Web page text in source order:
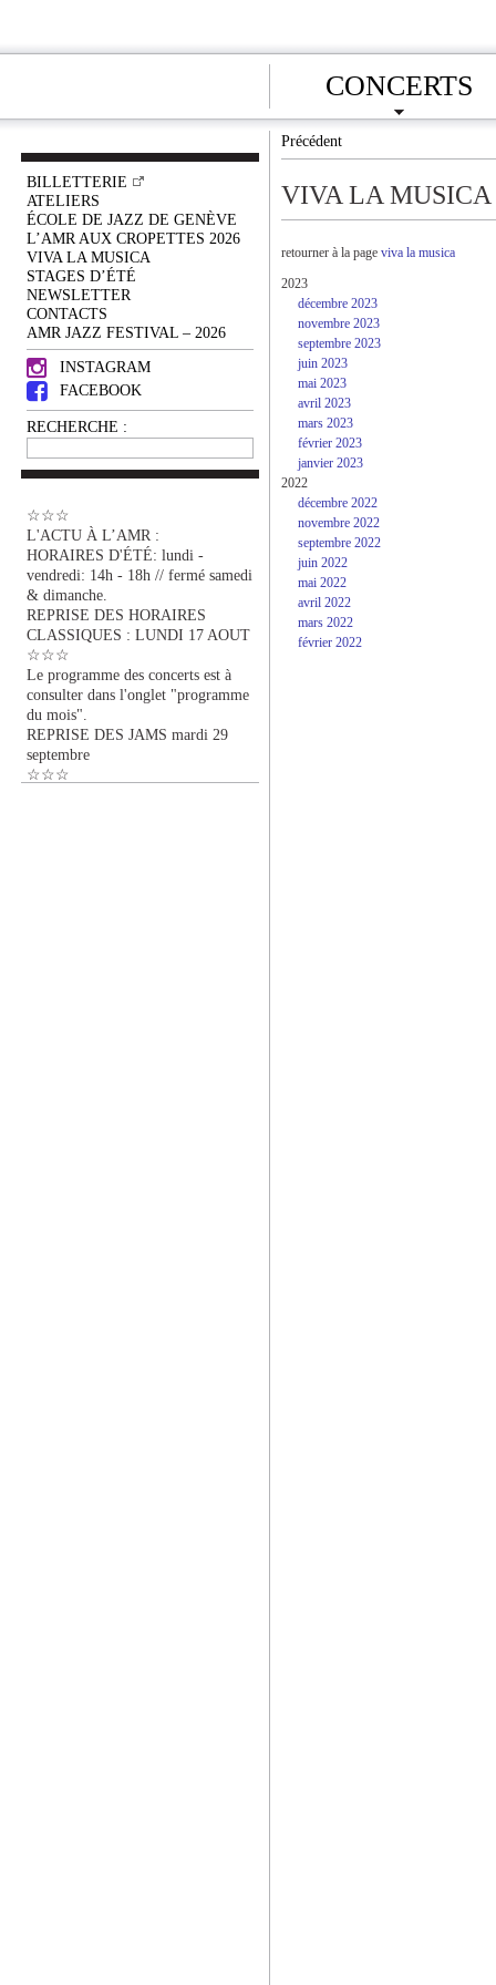
CONCERTS
BILLETTERIE
ATELIERS
ÉCOLE DE JAZZ DE GENÈVE
L’AMR AUX CROPETTES 2026
VIVA LA MUSICA
STAGES D’ÉTÉ
NEWSLETTER
CONTACTS
AMR JAZZ FESTIVAL – 2026
INSTAGRAM
FACEBOOK
RECHERCHE :
☆☆☆
L'ACTU À L’AMR :
HORAIRES D'ÉTÉ: lundi -
vendredi: 14h - 18h // fermé samedi
& dimanche.
REPRISE DES HORAIRES
CLASSIQUES : LUNDI 17 AOUT
☆☆☆
Le programme des concerts est à
consulter dans l'onglet "programme
du mois".
REPRISE DES JAMS mardi 29
septembre
☆☆☆
Précédent
VIVA LA MUSICA
retourner à la page viva la musica
2023
décembre 2023
novembre 2023
septembre 2023
juin 2023
mai 2023
avril 2023
mars 2023
février 2023
janvier 2023
2022
décembre 2022
novembre 2022
septembre 2022
juin 2022
mai 2022
avril 2022
mars 2022
février 2022